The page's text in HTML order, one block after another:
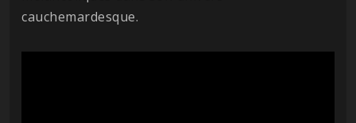
cauchemardesque.